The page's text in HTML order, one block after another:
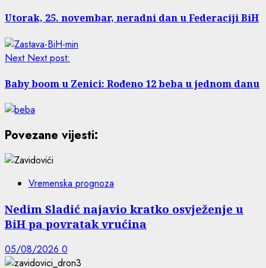
Utorak, 25. novembar, neradni dan u Federaciji BiH
Next Next post:
Baby boom u Zenici: Rođeno 12 beba u jednom danu
Povezane vijesti:
Vremenska prognoza
Nedim Sladić najavio kratko osvježenje u
BiH pa povratak vrućina
05/08/2026 0